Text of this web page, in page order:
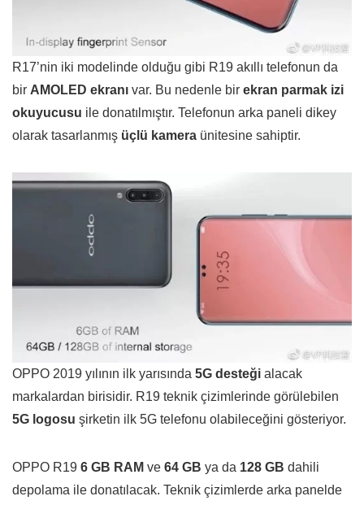
R17’nin iki modelinde olduğu gibi R19 akıllı telefonun da
bir AMOLED ekranı var. Bu nedenle bir ekran parmak izi
okuyucusu ile donatılmıştır. Telefonun arka paneli dikey
olarak tasarlanmış üçlü kamera ünitesine sahiptir.
OPPO 2019 yılının ilk yarısında 5G desteği alacak
markalardan birisidir. R19 teknik çizimlerinde görülebilen
5G logosu şirketin ilk 5G telefonu olabileceğini gösteriyor.
OPPO R19 6 GB RAM ve 64 GB ya da 128 GB dahili
depolama ile donatılacak. Teknik çizimlerde arka panelde